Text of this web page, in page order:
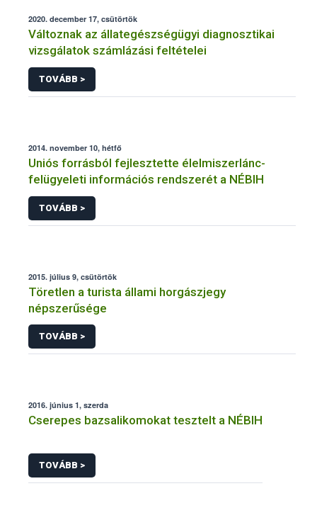
2020. december 17, csütörtök
Változnak az állategészségügyi diagnosztikai
vizsgálatok számlázási feltételei
TOVÁBB >
2014. november 10, hétfő
Uniós forrásból fejlesztette élelmiszerlánc-
felügyeleti információs rendszerét a NÉBIH
TOVÁBB >
2015. július 9, csütörtök
Töretlen a turista állami horgászjegy
népszerűsége
TOVÁBB >
2016. június 1, szerda
Cserepes bazsalikomokat tesztelt a NÉBIH
TOVÁBB >